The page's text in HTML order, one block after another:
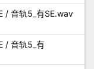
/ 音轨5_有SE.wav
/ 音轨5_有